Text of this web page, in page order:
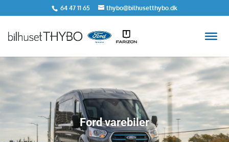
64 47 11 65 thybo@bilhusetthybo.dk
Ford varebiler